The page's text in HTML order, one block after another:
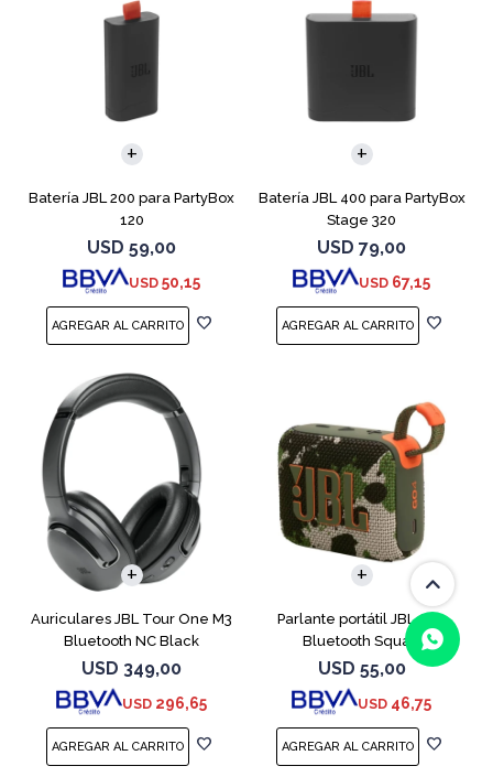
Batería JBL 200 para PartyBox
120
USD 59,00
USD 50,15
Batería JBL 400 para PartyBox
Stage 320
USD 79,00
USD 67,15
Auriculares JBL Tour One M3
Bluetooth NC Black
USD 349,00
USD 296,65
Parlante portátil JBL Go4
Bluetooth Squad
USD 55,00
USD 46,75
(0/4)